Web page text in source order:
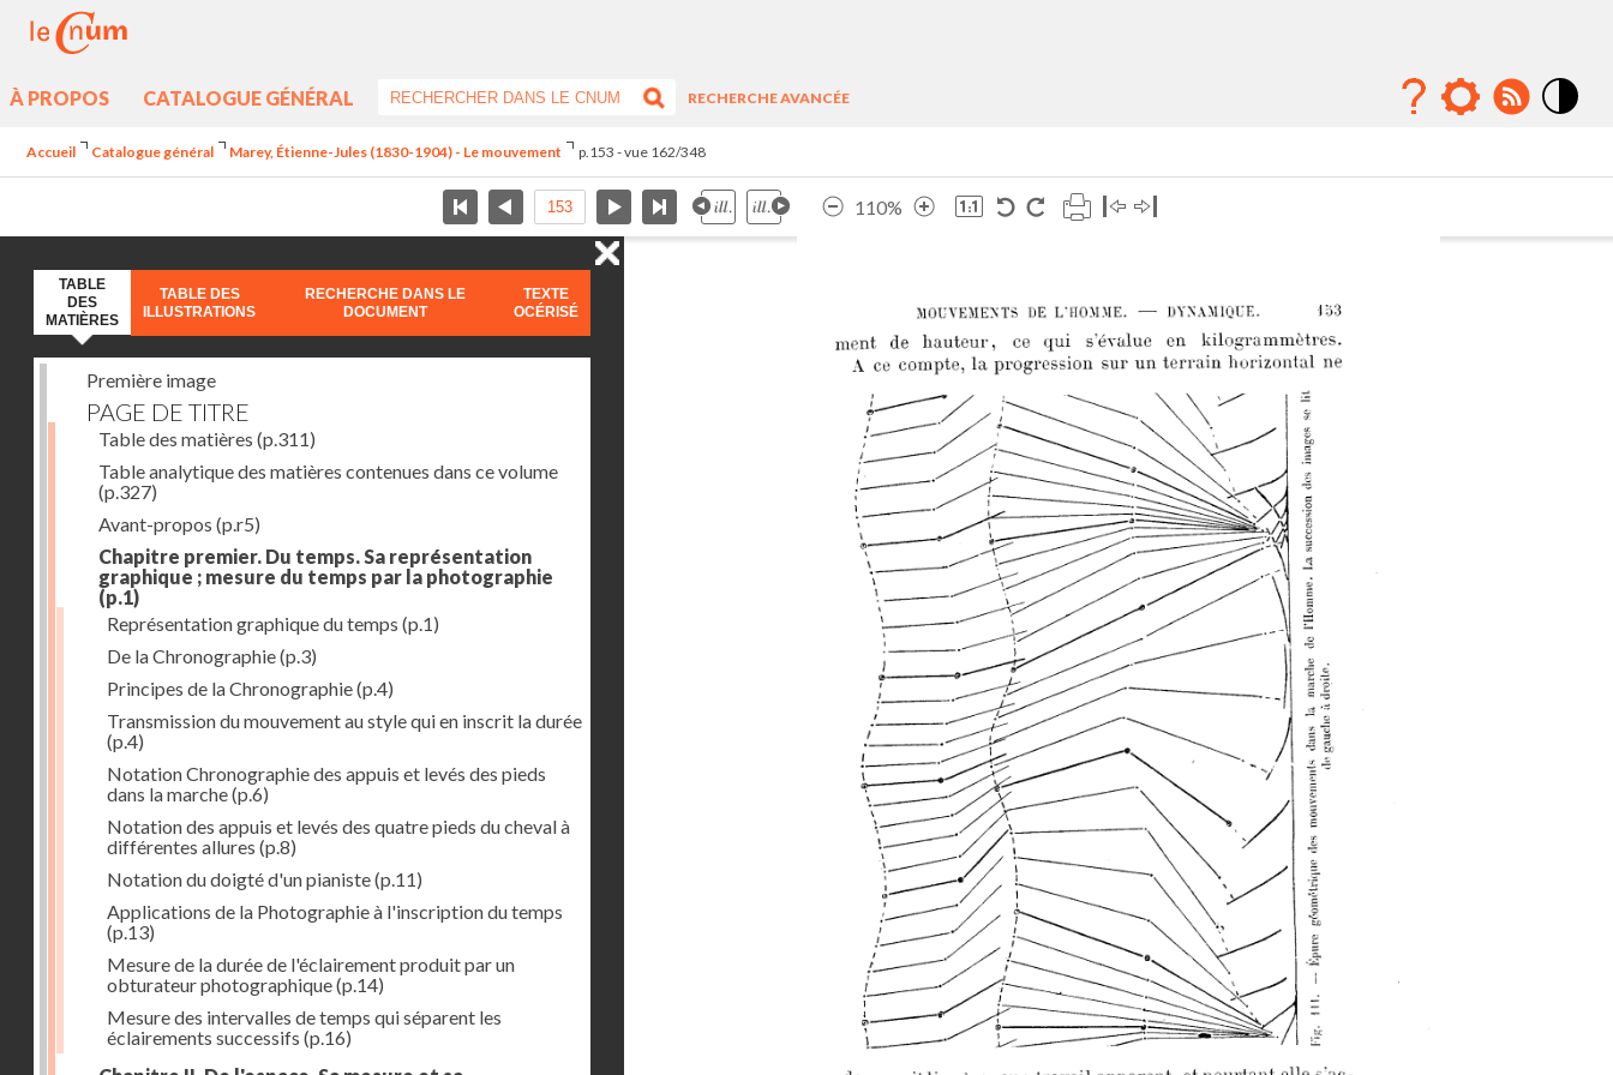
À PROPOS CATALOGUE GÉNÉRAL
RECHERCHE AVANCÉE
Accueil Catalogue général Marey, Étienne-Jules (1830-1904) - Le mouvement p.153 - vue 162/348
110%
TABLE
DES
MATIÈRES
TABLE DES
ILLUSTRATIONS
RECHERCHE DANS LE
DOCUMENT
TEXTE
OCÉRISÉ
Première image
PAGE DE TITRE
Table des matières (p.311)
Table analytique des matières contenues dans ce volume
(p.327)
Avant-propos (p.r5)
Chapitre premier. Du temps. Sa représentation
graphique ; mesure du temps par la photographie
(p.1)
Représentation graphique du temps (p.1)
De la Chronographie(p.3)
Principes de la Chronographie(p.4)
Transmission du mouvement au style qui en inscrit la durée
(p.4)
Notation Chronographie des appuis et levés des pieds
dans la marche(p.6)
Notation des appuis et levés des quatre pieds du cheval à
différentes allures (p.8)
Notation du doigté d'un pianiste(p.11)
Applications de la Photographie à l'inscription du temps
(p.13)
Mesure de la durée de l'éclairement produit par un
obturateur photographique(p.14)
Mesure des intervalles de temps qui séparent les
éclairements successifs (p.16)